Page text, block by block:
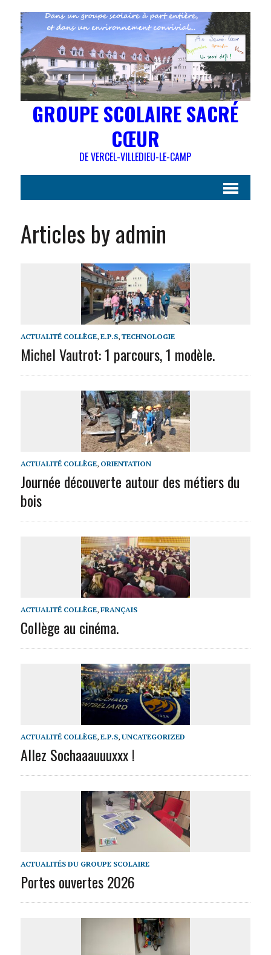
GROUPE SCOLAIRE SACRÉ
CŒUR
DE VERCEL-VILLEDIEU-LE-CAMP
Articles by admin
ACTUALITÉ COLLÈGE, E.P.S, TECHNOLOGIE
Michel Vautrot: 1 parcours, 1 modèle.
ACTUALITÉ COLLÈGE, ORIENTATION
Journée découverte autour des métiers du
bois
ACTUALITÉ COLLÈGE, FRANÇAIS
Collège au cinéma.
ACTUALITÉ COLLÈGE, E.P.S, UNCATEGORIZED
Allez Sochaaauuuxxx !
ACTUALITÉS DU GROUPE SCOLAIRE
Portes ouvertes 2026